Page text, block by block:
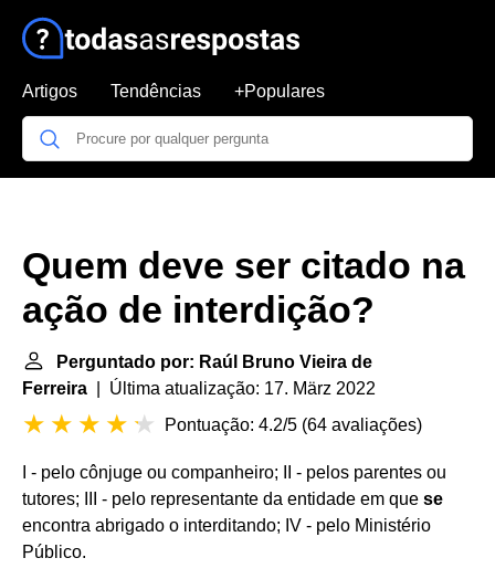
Artigos Tendências +Populares
Quem deve ser citado na
ação de interdição?
Perguntado por: Raúl Bruno Vieira de
Ferreira | Última atualização: 17. März 2022
Pontuação: 4.2/5 (64 avaliações)
I - pelo cônjuge ou companheiro; II - pelos parentes ou
tutores; III - pelo representante da entidade em que se
encontra abrigado o interditando; IV - pelo Ministério
Público.